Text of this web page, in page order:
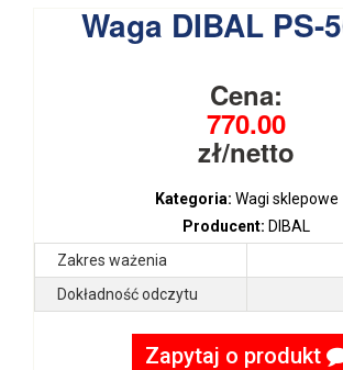
Waga DIBAL PS-
Cena:
770.00
zł/netto
Kategoria: Wagi sklepowe
Producent: DIBAL
Zakres ważenia
Dokładność odczytu
Zapytaj o produkt